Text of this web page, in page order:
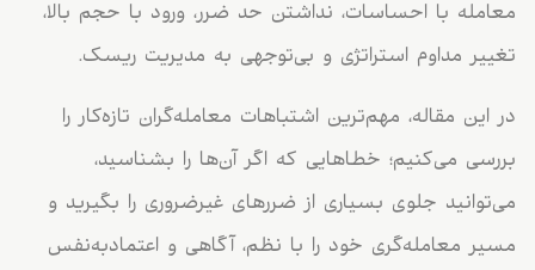
معامله با احساسات، نداشتن حد ضرر، ورود با حجم بالا،
تغییر مداوم استراتژی و بی‌توجهی به مدیریت ریسک.
در این مقاله، مهم‌ترین اشتباهات معامله‌گران تازه‌کار را
بررسی می‌کنیم؛ خطاهایی که اگر آن‌ها را بشناسید،
می‌توانید جلوی بسیاری از ضررهای غیرضروری را بگیرید و
مسیر معامله‌گری خود را با نظم، آگاهی و اعتمادبه‌نفس